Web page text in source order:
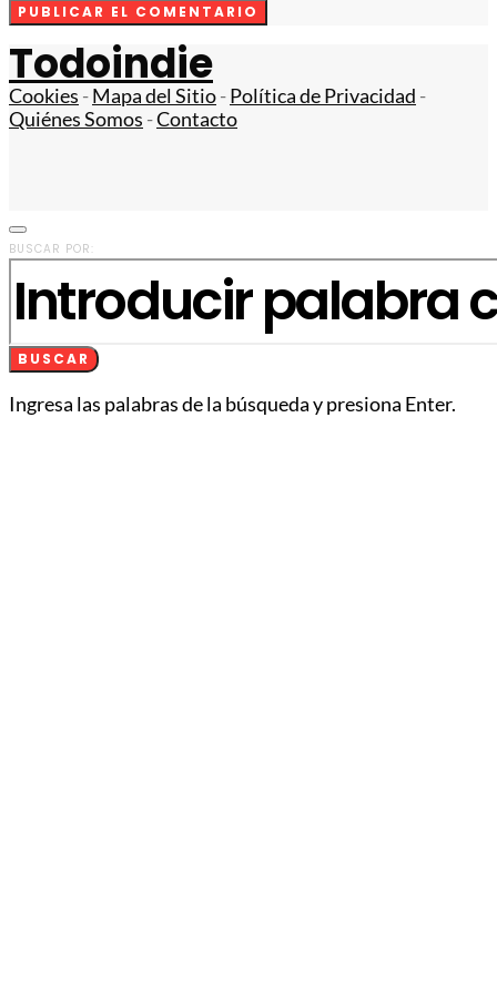
Todoindie
Cookies -Mapa del Sitio-Política de Privacidad -
Quiénes Somos -Contacto
BUSCAR POR:
BUSCAR
Ingresa las palabras de la búsqueda y presiona Enter.